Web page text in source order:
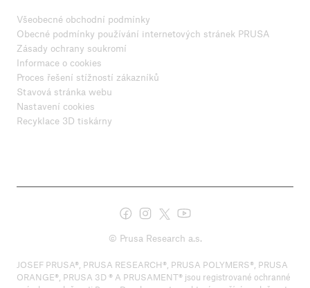
Všeobecné obchodní podmínky
Obecné podmínky používání internetových stránek PRUSA
Zásady ochrany soukromí
Informace o cookies
Proces řešení stížností zákazníků
Stavová stránka webu
Nastavení cookies
Recyklace 3D tiskárny
© Prusa Research a.s.
JOSEF PRUSA®, PRUSA RESEARCH®, PRUSA POLYMERS®, PRUSA
ORANGE®, PRUSA 3D ® A PRUSAMENT® jsou registrované ochranné